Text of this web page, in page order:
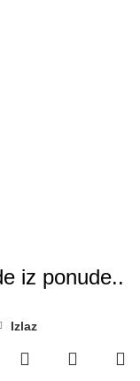
iz ponude..
Izlaz